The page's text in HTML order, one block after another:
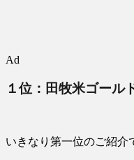
Ad
１位：田牧米ゴール
いきなり第一位のご紹介